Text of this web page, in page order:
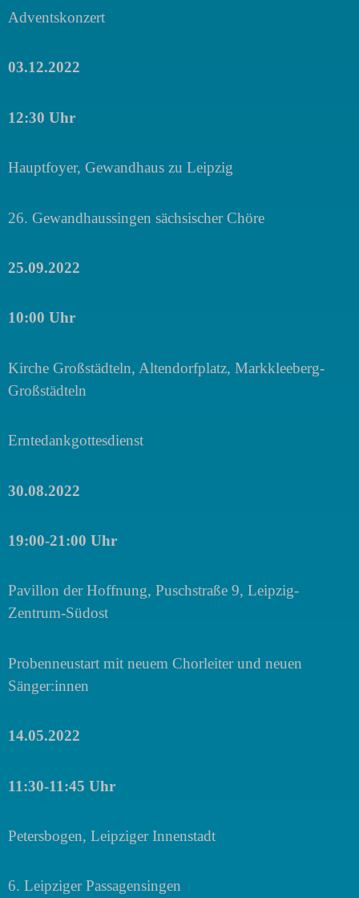
Adventskonzert
03.12.2022
12:30 Uhr
Hauptfoyer, Gewandhaus zu Leipzig
26. Gewandhaussingen sächsischer Chöre
25.09.2022
10:00 Uhr
Kirche Großstädteln, Altendorfplatz, Markkleeberg-
Großstädteln
Erntedankgottesdienst
30.08.2022
19:00-21:00 Uhr
Pavillon der Hoffnung, Puschstraße 9, Leipzig-
Zentrum-Südost
Probenneustart mit neuem Chorleiter und neuen
Sänger:innen
14.05.2022
11:30-11:45 Uhr
Petersbogen, Leipziger Innenstadt
6. Leipziger Passagensingen